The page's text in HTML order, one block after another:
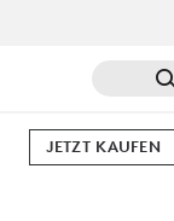
JETZT KAUFEN